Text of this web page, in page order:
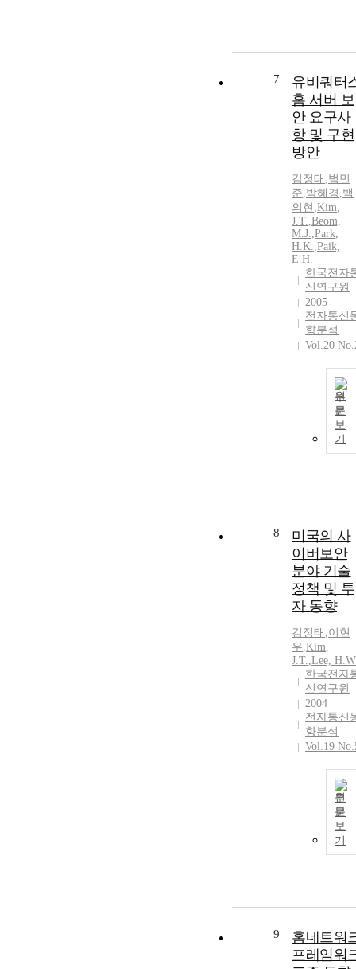
7
유비쿼터
홈 서버 보
안 요구사
항 및 구현
방안
김정태 ,범민
준,박혜경 ,백
의현 ,Kim,
J.T.,Beom,
M.J.,Park,
H.K.,Paik,
E.H.
한국전자
신연구원
2005
전자통신
향분석
Vol.20
원
문
보
기
8
미국의 사
이버보안
분야 기술
정책 및 투
자 동향
김정태 ,이현
우,Kim,
J.T.,Lee,
한국전자
신연구원
2004
전자통신
향분석
Vol.19
원
문
보
기
9
홈네트워
프레임워